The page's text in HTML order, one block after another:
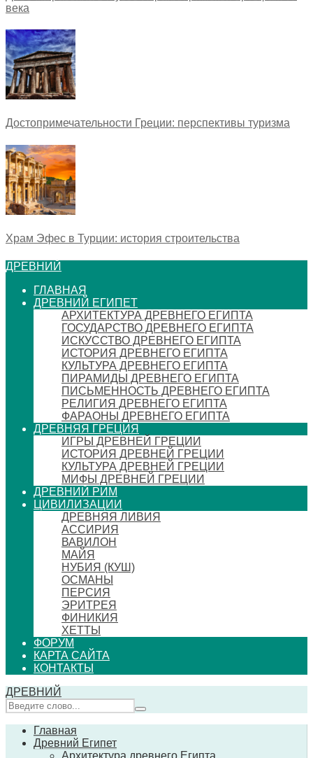
века
Достопримечательности Греции: перспективы туризма
Храм Эфес в Турции: история строительства
ДРЕВНИЙ
ГЛАВНАЯ
ДРЕВНИЙ ЕГИПЕТ
АРХИТЕКТУРА ДРЕВНЕГО ЕГИПТА
ГОСУДАРСТВО ДРЕВНЕГО ЕГИПТА
ИСКУССТВО ДРЕВНЕГО ЕГИПТА
ИСТОРИЯ ДРЕВНЕГО ЕГИПТА
КУЛЬТУРА ДРЕВНЕГО ЕГИПТА
ПИРАМИДЫ ДРЕВНЕГО ЕГИПТА
ПИСЬМЕННОСТЬ ДРЕВНЕГО ЕГИПТА
РЕЛИГИЯ ДРЕВНЕГО ЕГИПТА
ФАРАОНЫ ДРЕВНЕГО ЕГИПТА
ДРЕВНЯЯ ГРЕЦИЯ
ИГРЫ ДРЕВНЕЙ ГРЕЦИИ
ИСТОРИЯ ДРЕВНЕЙ ГРЕЦИИ
КУЛЬТУРА ДРЕВНЕЙ ГРЕЦИИ
МИФЫ ДРЕВНЕЙ ГРЕЦИИ
ДРЕВНИЙ РИМ
ЦИВИЛИЗАЦИИ
ДРЕВНЯЯ ЛИВИЯ
АССИРИЯ
ВАВИЛОН
МАЙЯ
НУБИЯ (КУШ)
ОСМАНЫ
ПЕРСИЯ
ЭРИТРЕЯ
ФИНИКИЯ
ХЕТТЫ
ФОРУМ
КАРТА САЙТА
КОНТАКТЫ
ДРЕВНИЙ
Главная
Древний Египет